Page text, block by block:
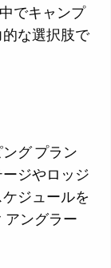
でキャンプ
な選択肢で
グ プラン
ジやロッジ
ジュールを
アングラー